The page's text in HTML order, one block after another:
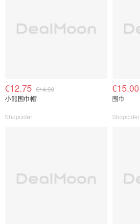
€12.75 €14.00
小熊围巾帽
Shopcider
€15.00
围巾
Shopcider